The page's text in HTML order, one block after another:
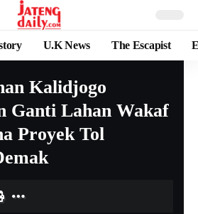
U.K News The Escapist
Kalidjogo
Ganti Lahan Wakaf
Proyek Tol